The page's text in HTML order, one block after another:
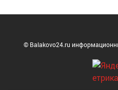
© Balakovo24.ru